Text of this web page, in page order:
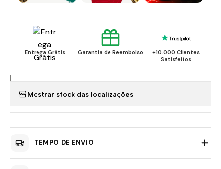
Entrega Grátis Garantia de Reembolso
+10.000 Clientes
Satisfeitos
|
Mostrar stock das localizações
TEMPO DE ENVIO